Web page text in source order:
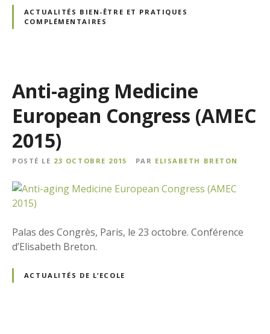
ACTUALITÉS BIEN-ÊTRE ET PRATIQUES
COMPLÉMENTAIRES
Anti-aging Medicine
European Congress (AMEC
2015)
POSTÉ LE 23 OCTOBRE 2015 PAR ELISABETH BRETON
Palas des Congrès, Paris, le 23 octobre. Conférence
d’Elisabeth Breton.
ACTUALITÉS DE L’ECOLE